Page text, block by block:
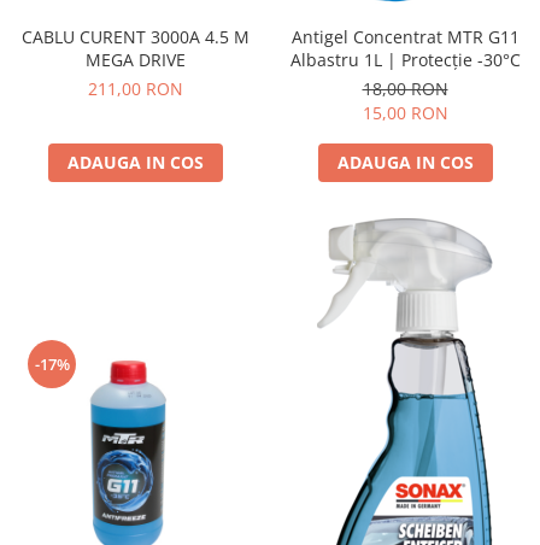
CABLU CURENT 3000A 4.5 M
MEGA DRIVE
211,00 RON
ADAUGA IN COS
Antigel Concentrat MTR G11
Albastru 1L | Protecție -30°C
18,00 RON
15,00 RON
ADAUGA IN COS
-17%